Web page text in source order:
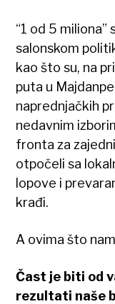
“1 od 5
salonskom
kao što su, na
puta u
naprednjačkih
nedavnim
fronta za
otpočeli sa
lopove i
krađi.
A ovima što
Čast je biti od
rezultati naše